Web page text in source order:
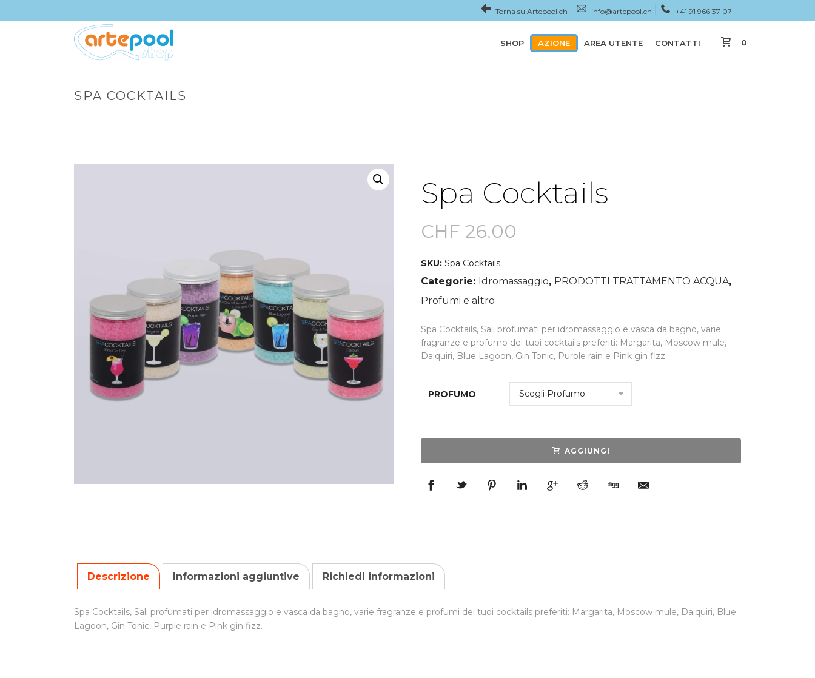
Torna su Artepool.ch info@artepool.ch +41 91 966 37 07
SHOP AZIONE AREA UTENTE CONTATTI 0
SPA COCKTAILS
Spa Cocktails
CHF 26.00
SKU: Spa Cocktails
Categorie: Idromassaggio, PRODOTTI TRATTAMENTO ACQUA,
Profumi e altro
Spa Cocktails, Sali profumati per idromassaggio e vasca da bagno, varie
fragranze e profumo dei tuoi cocktails preferiti: Margarita, Moscow mule,
Daiquiri, Blue Lagoon, Gin Tonic, Purple rain e Pink gin fizz.
PROFUMO
AGGIUNGI
Descrizione Informazioni aggiuntive Richiedi informazioni
Spa Cocktails, Sali profumati per idromassaggio e vasca da bagno, varie fragranze e profumi dei tuoi cocktails preferiti: Margarita, Moscow mule, Daiquiri, Blue
Lagoon, Gin Tonic, Purple rain e Pink gin fizz.